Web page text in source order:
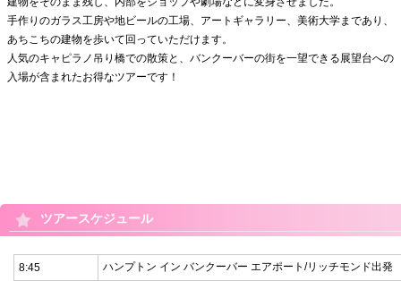
手作りのガラス工房や地ビールの工場、アートギャラリー、美術大学まであり、
あちこちの建物を歩いて回っていただけます。
人気のキャピラノ吊り橋での散策と、バンクーバーの街を一望できる展望台への
入場が含まれたお得なツアーです！
ツアースケジュール
8:45 ハンプトン イン バンクーバー エアポート/リッチモンド出発